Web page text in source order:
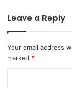
Leave a Reply
Your email address
marked *